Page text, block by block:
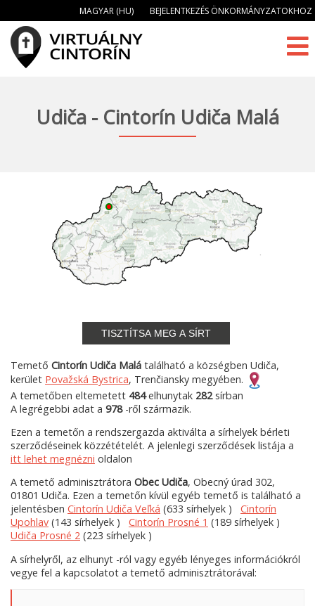
MAGYAR (HU) BEJELENTKEZÉS ÖNKORMÁNYZATOKHOZ
Udiča - Cintorín Udiča Malá
TISZTÍTSA MEG A SÍRT
Temető Cintorín Udiča Malá található a községben Udiča,
kerület Považská Bystrica, Trenčiansky megyében.
A temetőben eltemetett 484elhunytak 282sírban
A legrégebbi adat a 978-ről származik.
Ezen a temetőn a rendszergazda aktiválta a sírhelyek bérleti
szerződéseinek közzétételét. A jelenlegi szerződések listája a
itt lehet megnézni oldalon
A temető adminisztrátora Obec Udiča, Obecný úrad 302,
01801 Udiča. Ezen a temetőn kívül egyéb temető is található a
jelentésben Cintorín Udiča Veľká (633 sírhelyek ) Cintorín
Upohlav (143 sírhelyek ) Cintorín Prosné 1 (189 sírhelyek )
Udiča Prosné 2 (223 sírhelyek )
A sírhelyről, az elhunyt -ról vagy egyéb lényeges információkról
vegye fel a kapcsolatot a temető adminisztrátorával: